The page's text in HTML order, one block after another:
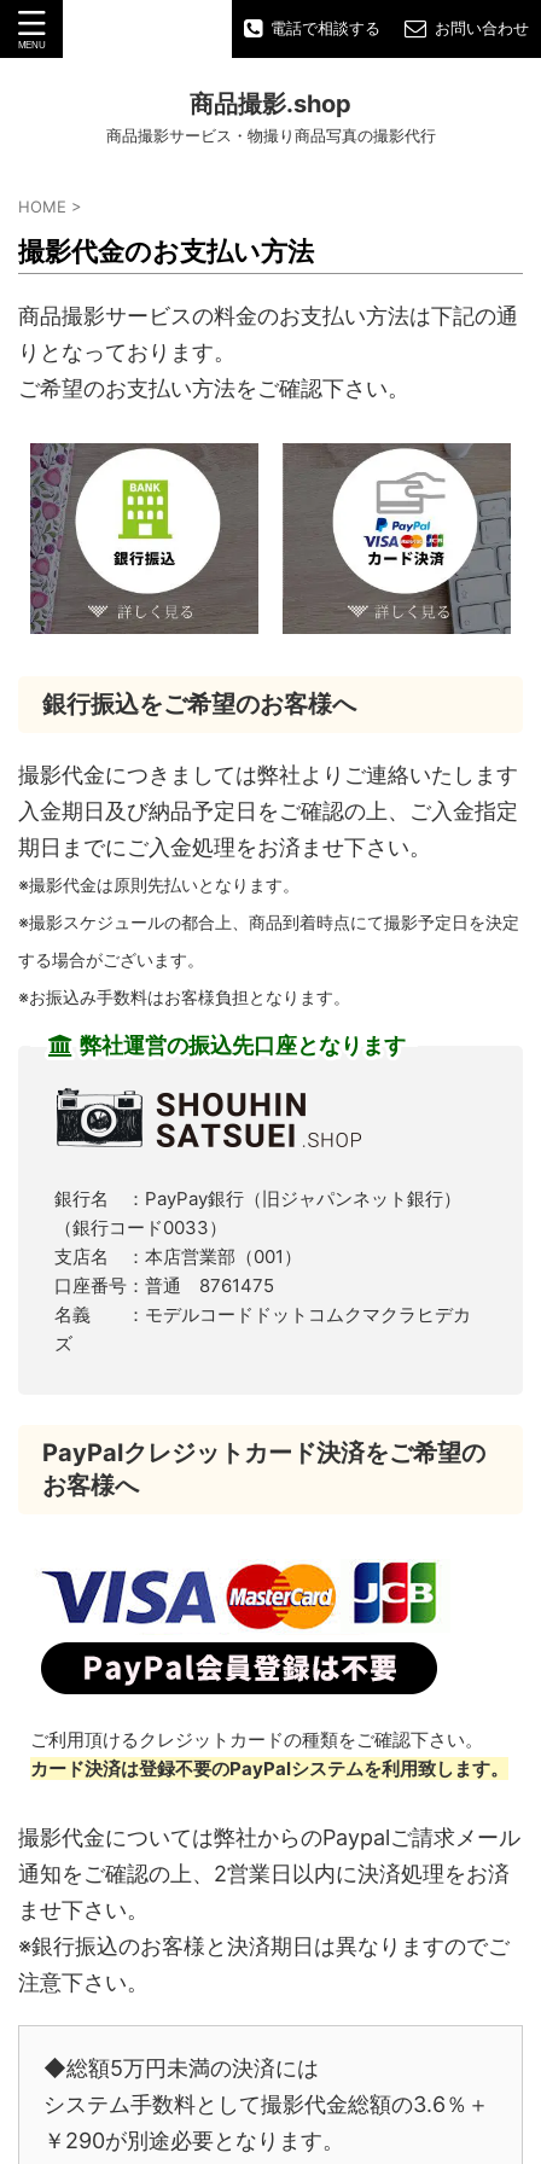
電話で相談する お問い合わせ
商品撮影.shop
商品撮影サービス・物撮り商品写真の撮影代行
HOME >
撮影代金のお支払い方法
商品撮影サービスの料金のお支払い方法は下記の通
りとなっております。
ご希望のお支払い方法をご確認下さい。
銀行振込をご希望のお客様へ
撮影代金につきましては弊社よりご連絡いたします
入金期日及び納品予定日をご確認の上、ご入金指定
期日までにご入金処理をお済ませ下さい。
※撮影代金は原則先払いとなります。
※撮影スケジュールの都合上、商品到着時点にて撮影予定日を決定
する場合がございます。
※お振込み手数料はお客様負担となります。
弊社運営の振込先口座となります
銀行名 ：PayPay銀行（旧ジャパンネット銀行）
（銀行コード0033）
支店名 ：本店営業部（001）
口座番号：普通 8761475
名義 ：モデルコードドットコムクマクラヒデカ
ズ
PayPalクレジットカード決済をご希望の
お客様へ
ご利用頂けるクレジットカードの種類をご確認下さい。
カード決済は登録不要のPayPalシステムを利用致します。
撮影代金については弊社からのPaypalご請求メール
通知をご確認の上、2営業日以内に決済処理をお済
ませ下さい。
※銀行振込のお客様と決済期日は異なりますのでご
注意下さい。
◆総額5万円未満の決済には
システム手数料として撮影代金総額の3.6％＋
￥290が別途必要となります。